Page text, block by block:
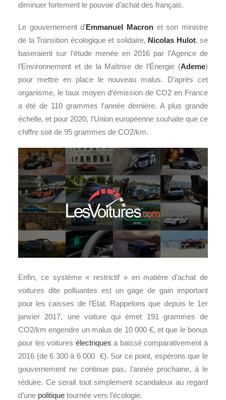
diminuer fortement le pouvoir d’achat des français.
Le gouvernement d’Emmanuel Macron et son ministre
de la Transition écologique et solidaire, Nicolas Hulot, se
baseraient sur l’étude menée en 2016 par l’Agence de
l’Environnement et de la Maîtrise de l’Énergie (Ademe)
pour mettre en place le nouveau malus. D’après cet
organisme, le taux moyen d’émission de CO2 en France
a été de 110 grammes l’année dernière. A plus grande
échelle, et pour 2020, l’Union européenne souhaite que ce
chiffre soit de 95 grammes de CO2/km.
Enfin, ce système « restrictif » en matière d’achat de
voitures dite polluantes est un gage de gain important
pour les caisses de l’Etat. Rappelons que depuis le 1er
janvier 2017, une voiture qui émet 191 grammes de
CO2/km engendre un malus de 10 000 €, et que le bonus
pour les voitures électriques a baissé comparativement à
2016 (de 6 300 à 6 000 €). Sur ce point, espérons que le
gouvernement ne continue pas, l’année prochaine, à le
réduire. Ce serait tout simplement scandaleux au regard
d’une politique tournée vers l’écologie.